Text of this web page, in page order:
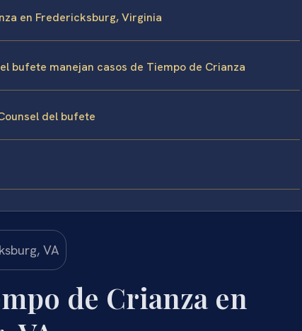
en Fredericksburg, Virginia
bufete manejan casos de Tiempo de Crianza
del bufete
de Crianza en